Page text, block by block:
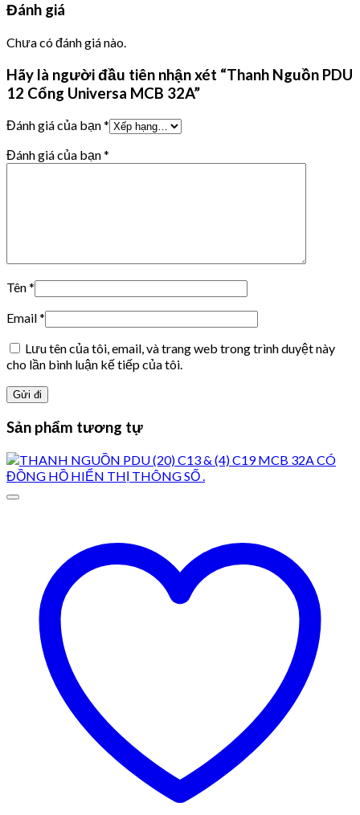
Đánh giá
Chưa có đánh giá nào.
Hãy là người đầu tiên nhận xét “Thanh Nguồn PDU
12 Cổng Universa MCB 32A”
Đánh giá của bạn*
Đánh giá của bạn*
Tên*
Email*
Lưu tên của tôi, email, và trang web trong trình duyệt này
cho lần bình luận kế tiếp của tôi.
Sản phẩm tương tự